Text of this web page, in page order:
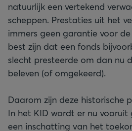
natuurlijk een vertekend
scheppen. Prestaties uit het
immers geen garantie voor
best zijn dat een fonds
slecht presteerde om dan nu
beleven (of omgekeerd).
Daarom zijn deze historische
In het KID wordt er nu vooruit
een inschatting van het